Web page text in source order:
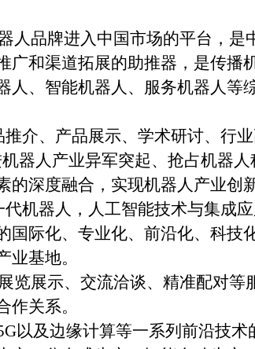
人品牌进入中国市场的平台，是
和渠道拓展的助推器，是传播
人、智能机器人、服务机器人等
介、产品展示、学术研讨、行
器人产业异军突起、抢占机器
深度融合，实现机器人产业创
机器人，人工智能技术与集成
国际化、专业化、前沿化、科技
基地。
览展示、交流洽谈、精准配对等
关系。
以及边缘计算等一系列前沿技